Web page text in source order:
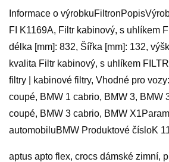
Informace o
FI K1169A, Filtr kabinový, s uhlíkem
délka [mm]: 832, Šířka [mm]: 132,
kvalita Filtr kabinový, s uhlíkem
filtry | kabinové filtry, Vhodné pro
coupé, BMW 1 cabrio, BMW 3, BMW
coupé, BMW 3 cabrio, BMW
automobiluBMW Produktové čísloK
aptus apto flex, crocs dámské zimní,